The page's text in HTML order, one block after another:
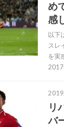
め
感
以下
スレ
を実
リ
バ